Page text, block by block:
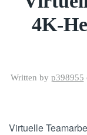
4K-
Written by p398955
Virtuelle